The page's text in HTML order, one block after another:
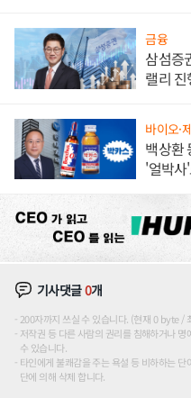
금융
삼섬증
랠리
바이오·
백상환
'얼박사
기사댓글0개
200자까지 쓰실 수 있습니다. (현재 0 byte /
저작권 등 다른 사람의 권리를 침해하거나
수 있습니다.
타인에게 불쾌감을 주는 욕설 등 비하하는
단에 의해 삭제 합니다.